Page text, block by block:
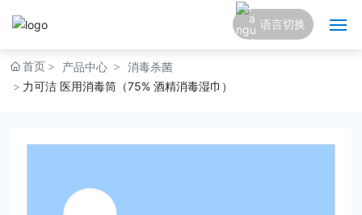
网站首页
语言切换
首页 产品中心
消毒杀菌
力可洁 医用消毒筒（75% 酒精消毒湿巾）